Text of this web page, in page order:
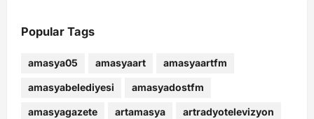
Popular Tags
amasya05 amasyaart amasyaartfm
amasyabelediyesi amasyadostfm
amasyagazete artamasya artradyotelevizyon